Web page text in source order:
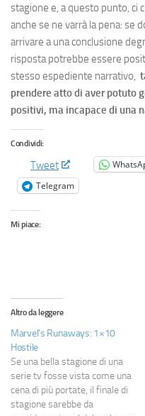
stagione e, a questo punto, ci
anche se ne varrà la pena: se
arrivare a una conclusione
risposta potrebbe essere
stesso espediente narrativo,
prendere atto di aver potuto
positivi, ma incapace di una
Condividi:
Tweet
Telegram
Mi piace:
Altro da leggere
Marvel’s Runaways: 1×10
Hostile
Se una bella stagione di una
serie tv fosse vista come una
cena di più portate, il finale di
stagione sarebbe da